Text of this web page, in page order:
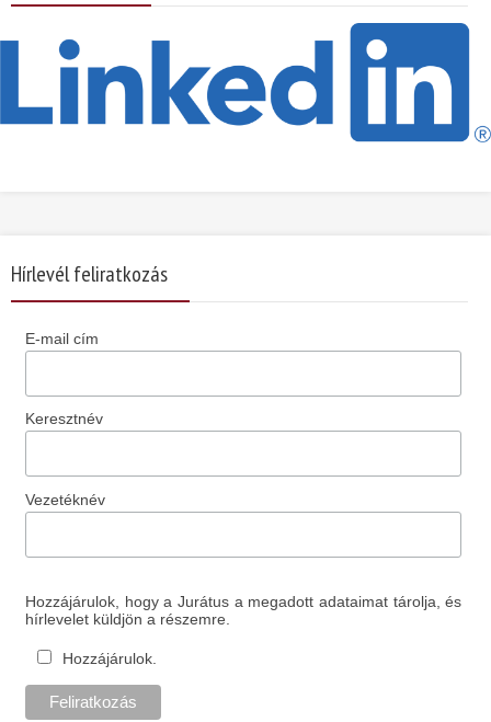
Hírlevél feliratkozás
E-mail cím
Keresztnév
Vezetéknév
Hozzájárulok, hogy a Jurátus a megadott adataimat tárolja, és
hírlevelet küldjön a részemre.
Hozzájárulok.